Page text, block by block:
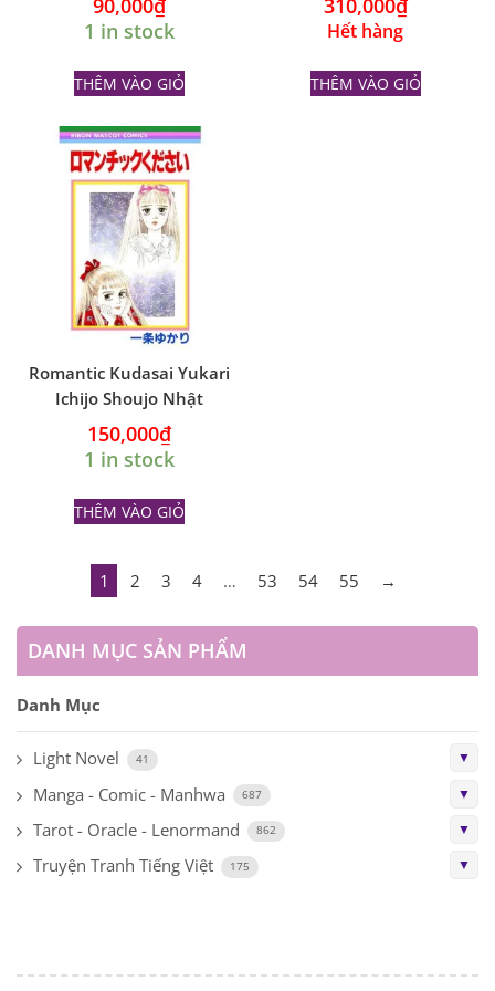
1 in stock
THÊM VÀO GIỎ
Hết hàng
THÊM VÀO GIỎ
Romantic Kudasai Yukari
Ichijo Shoujo Nhật
150,000₫
1 in stock
THÊM VÀO GIỎ
1 2 3 4 … 53 54 55 →
DANH MỤC SẢN PHẨM
Danh Mục
▼
Light Novel 41
▼
Manga - Comic - Manhwa 687
▼
Tarot - Oracle - Lenormand 862
▼
Truyện Tranh Tiếng Việt 175